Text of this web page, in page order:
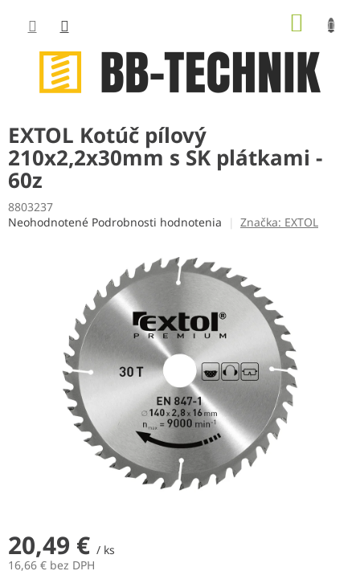
obsah
EXTOL Kotúč pílový
210x2,2x30mm s SK plátkami -
60z
8803237
Priemerné
Neohodnotené Podrobnosti hodnotenia Značka: EXTOL
20,49 € / ks
16,66 € bez DPH